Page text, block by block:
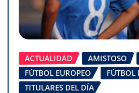
ACTUALIDAD AMISTOSO
FÚTBOL EUROPEO
FÚTBOL
TITULARES DEL DÍA